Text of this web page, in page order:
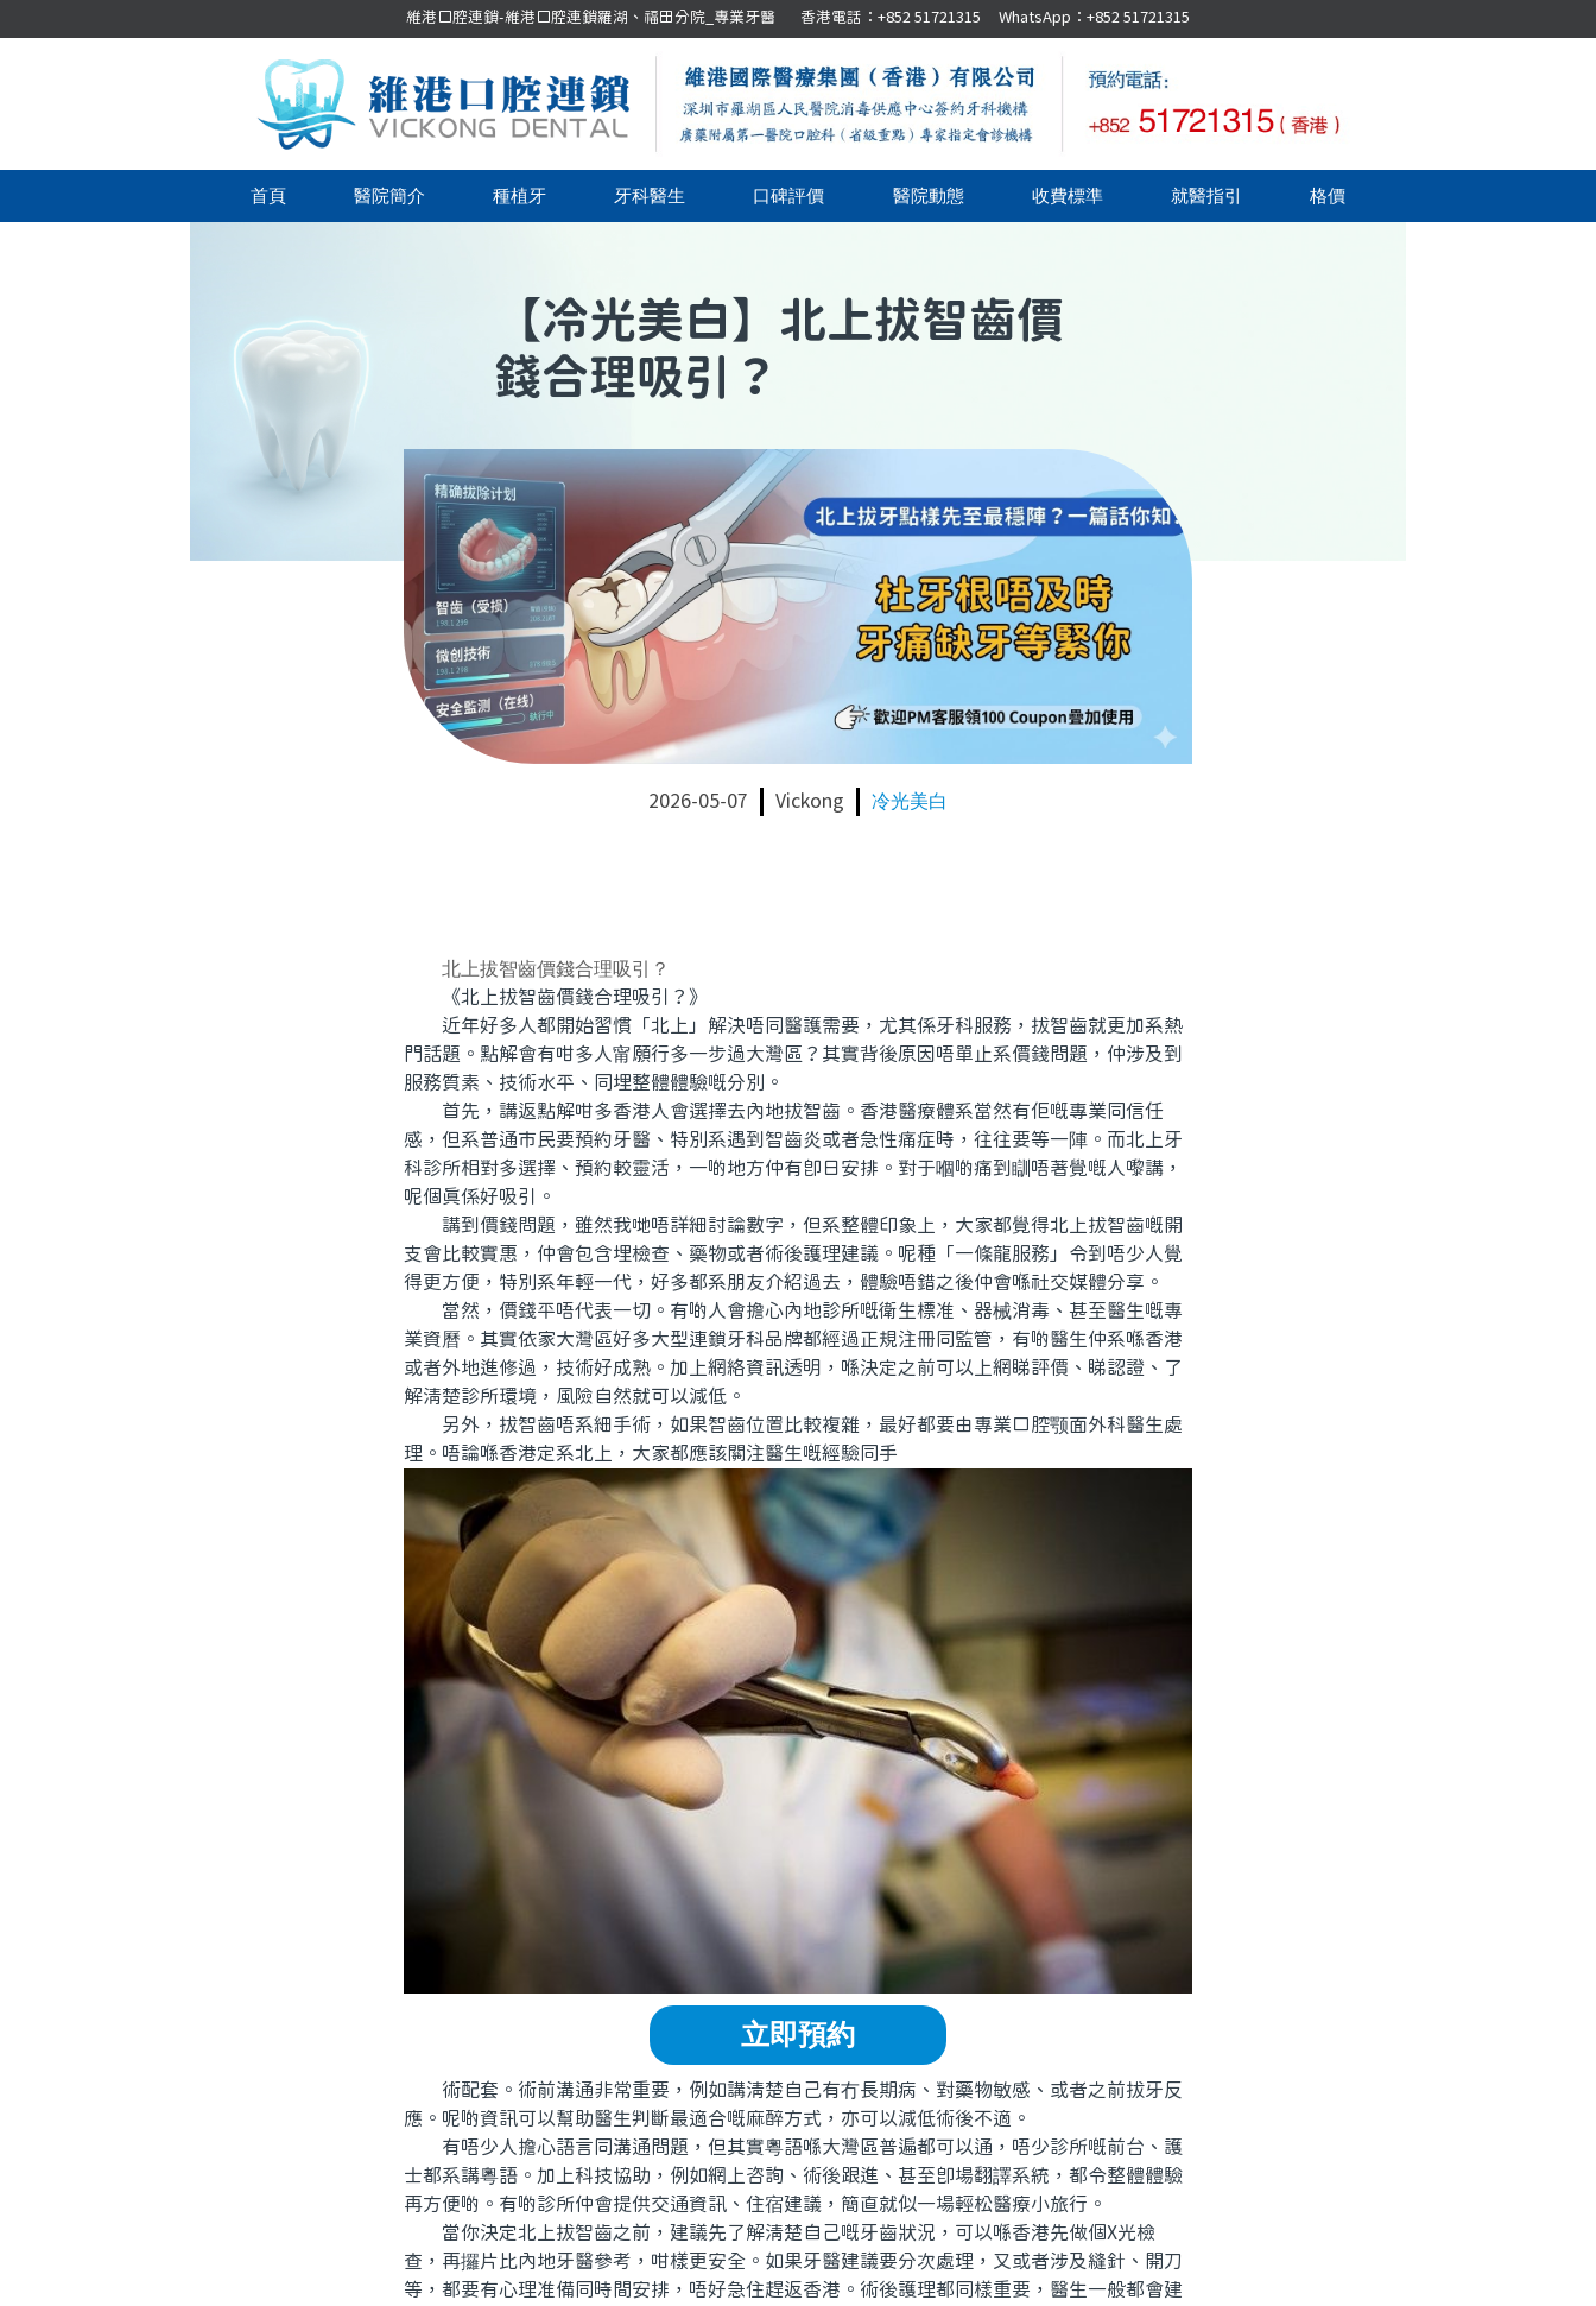
維港口腔連鎖-維港口腔連鎖羅湖、福田分院_專業牙醫 香港電話：+852 51721315 WhatsApp：+852 51721315
首頁 醫院簡介 種植牙 牙科醫生 口碑評價 醫院動態 收費標準 就醫指引 格價
【冷光美白】 北上拔智齒價
錢合理吸引？
2026-05-07 Vickong 冷光美白
北上拔智齒價錢合理吸引？
《北上拔智齒價錢合理吸引？》
近年好多人都開始習慣「北上」解決唔同醫護需要，尤其係牙科服務，拔智齒就更加系熱
門話題。點解會有咁多人甯願行多一步過大灣區？其實背後原因唔單止系價錢問題，仲涉及到
服務質素、技術水平、同埋整體體驗嘅分別。
首先，講返點解咁多香港人會選擇去內地拔智齒。香港醫療體系當然有佢嘅專業同信任
感，但系普通市民要預約牙醫、特別系遇到智齒炎或者急性痛症時，往往要等一陣。而北上牙
科診所相對多選擇、預約較靈活，一啲地方仲有即日安排。對于嗰啲痛到瞓唔著覺嘅人嚟講，
呢個真係好吸引。
講到價錢問題，雖然我哋唔詳細討論數字，但系整體印象上，大家都覺得北上拔智齒嘅開
支會比較實惠，仲會包含埋檢查、藥物或者術後護理建議。呢種「一條龍服務」令到唔少人覺
得更方便，特別系年輕一代，好多都系朋友介紹過去，體驗唔錯之後仲會喺社交媒體分享。
當然，價錢平唔代表一切。有啲人會擔心內地診所嘅衛生標准、器械消毒、甚至醫生嘅專
業資曆。其實依家大灣區好多大型連鎖牙科品牌都經過正規注冊同監管，有啲醫生仲系喺香港
或者外地進修過，技術好成熟。加上網絡資訊透明，喺決定之前可以上網睇評價、睇認證、了
解清楚診所環境，風險自然就可以減低。
另外，拔智齒唔系細手術，如果智齒位置比較複雜，最好都要由專業口腔颚面外科醫生處
理。唔論喺香港定系北上，大家都應該關注醫生嘅經驗同手
立即預約
術配套。術前溝通非常重要，例如講清楚自己有冇長期病、對藥物敏感、或者之前拔牙反
應。呢啲資訊可以幫助醫生判斷最適合嘅麻醉方式，亦可以減低術後不適。
有唔少人擔心語言同溝通問題，但其實粵語喺大灣區普遍都可以通，唔少診所嘅前台、護
士都系講粵語。加上科技協助，例如網上咨詢、術後跟進、甚至即場翻譯系統，都令整體體驗
再方便啲。有啲診所仲會提供交通資訊、住宿建議，簡直就似一場輕松醫療小旅行。
當你決定北上拔智齒之前，建議先了解清楚自己嘅牙齒狀況，可以喺香港先做個X光檢
查，再攞片比內地牙醫參考，咁樣更安全。如果牙醫建議要分次處理，又或者涉及縫針、開刀
等，都要有心理准備同時間安排，唔好急住趕返香港。術後護理都同樣重要，醫生一般都會建